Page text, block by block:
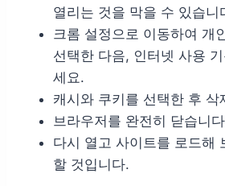
열리는 것을 막을 수 있습니
크롬 설정으로 이동하여 개
선택한 다음, 인터넷 사용
세요.
캐시와 쿠키를 선택한 후 삭
브라우저를 완전히 닫습니
다시 열고 사이트를 로드해
할 것입니다.